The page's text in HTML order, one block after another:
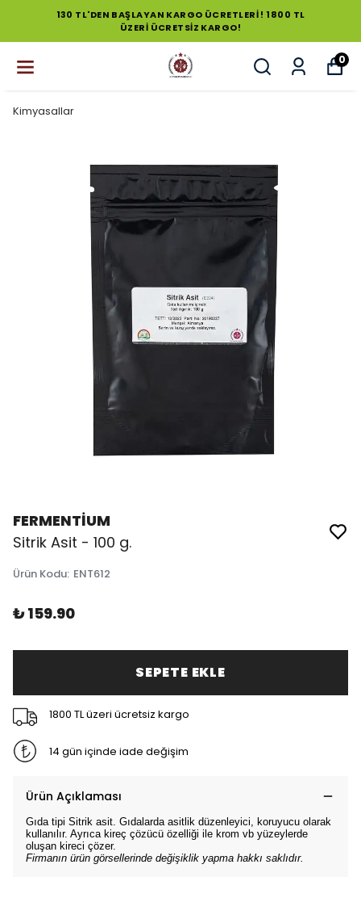
130 TL'DEN BAŞLAYAN KARGO ÜCRETLERİ ! 1800 TL
ÜZERİ ÜCRETSİZ KARGO!
0
Kimyasallar
FERMENTİUM
Sitrik Asit - 100 g.
Ürün Kodu: ENT612
₺ 159.90
SEPETE EKLE
1800 TL üzeri ücretsiz kargo
14 gün içinde iade değişim
Ürün Açıklaması
Gıda tipi Sitrik asit. Gıdalarda asitlik düzenleyici, koruyucu olarak
kullanılır. Ayrıca kireç çözücü özelliği ile krom vb yüzeylerde
oluşan kireci çözer.
Firmanın ürün görsellerinde değişiklik yapma hakkı saklıdır.